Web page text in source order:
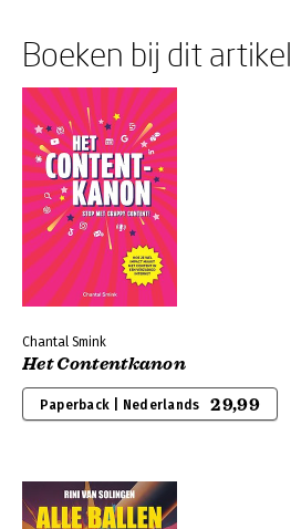
Boeken bij dit artikel
Chantal Smink
Het Contentkanon
Paperback | Nederlands 29,99